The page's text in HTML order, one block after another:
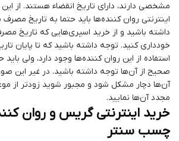
مشخصی دارند، دارای تاریخ انقضاء هستند. از
اینترنتی روان کننده‌ها باید حتما به تاریخ مصرف
داشته باشید و از خرید اسپری‌هایی که تاریخ
خودداری کنید. توجه داشته باشید که تا پایان
استفاده از این روان کننده‌ها وجود دارد، ولی
صحیح از آن‌ها توجه داشته باشید. در غیر این
آن‌ها دچار مشکل شود و مجبور شوید زودتر از
مجدد آن‌ها نمایید.
خرید اینترنتی گریس و روان
چسب سنتر